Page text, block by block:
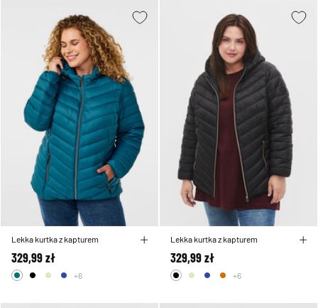
Lekka kurtka z kapturem
329,99 zł
+6
Lekka kurtka z kapturem
329,99 zł
+6